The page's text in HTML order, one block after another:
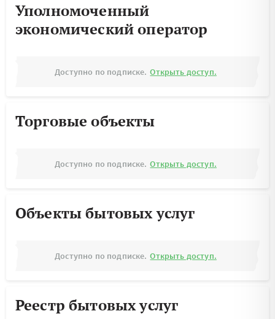
Уполномоченный
экономический оператор
Доступно по подписке. Открыть доступ.
Торговые объекты
Доступно по подписке. Открыть доступ.
Объекты бытовых услуг
Доступно по подписке. Открыть доступ.
Реестр бытовых услуг